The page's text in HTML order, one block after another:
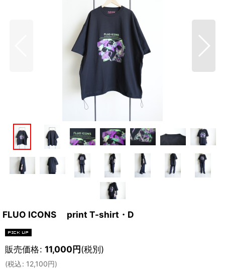
FLUO ICONS print T-shirt・D
販売価格: 11,000円(税別)
(税込: 12,100円)